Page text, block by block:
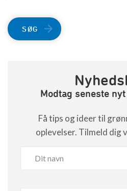
SØG
Modtag seneste
Få tips og ideer til
oplevelser. Tilmeld dig